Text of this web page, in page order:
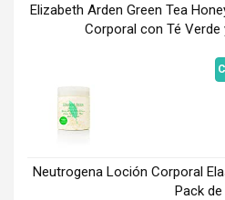
Elizabeth Arden Green Tea
Corporal con Té Verde
Neutrogena Loción Corporal
Pack de